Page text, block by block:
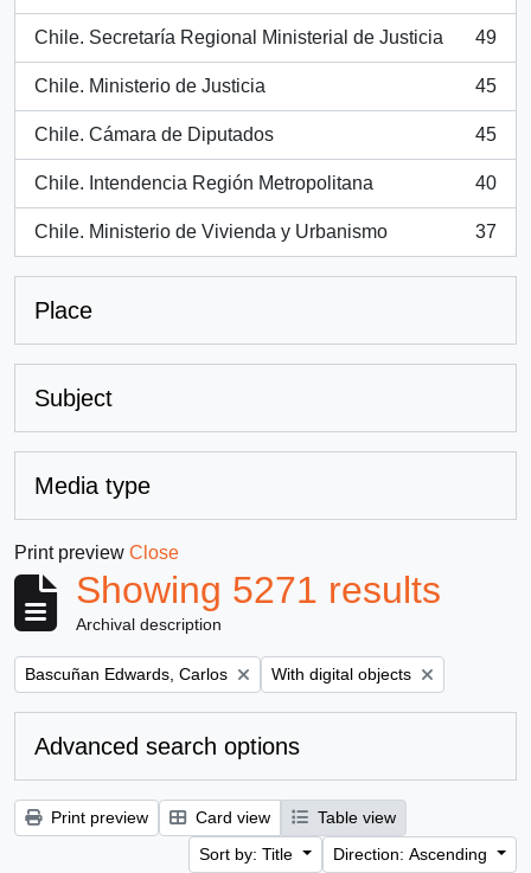
Chile. Secretaría Regional Ministerial de Justicia
, 49 results
49
Chile. Ministerio de Justicia
, 45 results
45
Chile. Cámara de Diputados
, 45 results
45
Chile. Intendencia Región Metropolitana
, 40 results
40
Chile. Ministerio de Vivienda y Urbanismo
, 37 results
37
Place
Subject
Media type
Print preview Close
Showing 5271 results
Archival description
Remove filter:
Bascuñan Edwards, Carlos Remove filter:
With digital objects
Advanced search options
Print preview Card view
Table view
Sort by: Title
Direction: Ascending